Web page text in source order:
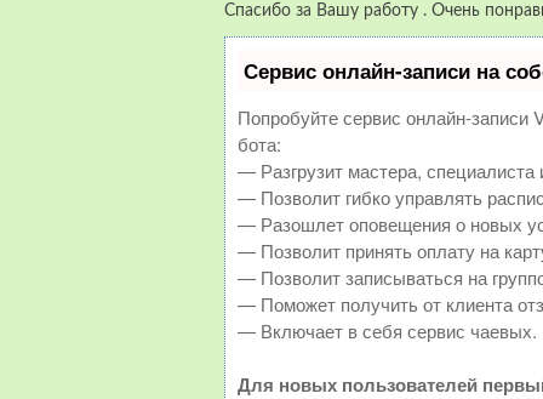
Cпасибо за Вашу работу . Очень
Сервис онлайн-записи на
Попробуйте сервис онлайн-записи
бота:
— Разгрузит мастера,
— Позволит гибко управлять
— Разошлет оповещения о новых
— Позволит принять оплату на
— Позволит записываться на
— Поможет получить от клиента
— Включает в себя сервис чаевых.
Для новых пользователей